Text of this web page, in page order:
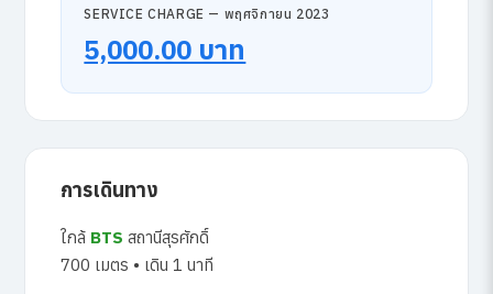
SERVICE CHARGE — พฤศจิกายน 2023
5,000.00 บาท
การเดินทาง
ใกล้ BTS สถานีสุรศักดิ์
700 เมตร • เดิน 1 นาที